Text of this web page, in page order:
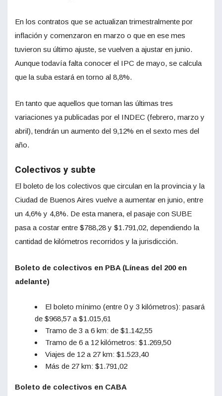
En los contratos que se actualizan trimestralmente por
inflación y comenzaron en marzo o que en ese mes
tuvieron su último ajuste, se vuelven a ajustar en junio.
Aunque todavía falta conocer el IPC de mayo, se calcula
que la suba estará en torno al 8,8%.
En tanto que aquellos que toman las últimas tres
variaciones ya publicadas por el INDEC (febrero, marzo y
abril), tendrán un aumento del 9,12% en el sexto mes del
año.
Colectivos y subte
El boleto de los colectivos que circulan en la provincia y la
Ciudad de Buenos Aires vuelve a aumentar en junio, entre
un 4,6% y 4,8%. De esta manera, el pasaje con SUBE
pasa a costar entre $788,28 y $1.791,02, dependiendo la
cantidad de kilómetros recorridos y la jurisdicción.
Boleto de colectivos en PBA (Líneas del 200 en
adelante)
El boleto mínimo (entre 0 y 3 kilómetros): pasará
de $968,57 a $1.015,61
Tramo de 3 a 6 km: de $1.142,55
Tramo de 6 a 12 kilómetros: $1.269,50
Viajes de 12 a 27 km: $1.523,40
Más de 27 km: $1.791,02
Boleto de colectivos en CABA